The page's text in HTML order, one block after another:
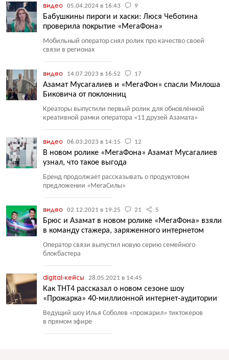
видео 05.04.2024 в 16:43 9
Бабушкины пироги и хаски: Люся Чеботина
проверила покрытие «МегаФона»
Мобильный оператор снял ролик про качество своей
связи в регионах
видео 14.07.2023 в 16:52 17
Азамат Мусагалиев и «МегаФон» спасли Милоша
Биковича от поклонниц
Креаторы выпустили первый ролик для обновлённой
креативной рамки оператора «11 друзей Азамата»
видео 06.03.2023 в 14:15 12
В новом ролике «МегаФона» Азамат Мусагалиев
узнал, что такое выгода
Бренд продолжает рассказывать о продуктовом
предложении «МегаСилы»
видео 02.12.2021 в 19:25 21 5
Брюс и Азамат в новом ролике «МегаФона» взяли
в команду стажера, заряженного интернетом
Оператор связи выпустил новую серию семейного
блокбастера
digital-кейсы 28.05.2021 в 14:45
Как ТНТ4 рассказал о новом сезоне шоу
«Прожарка» 40-миллионной интернет-аудитории
Ведущий шоу Илья Соболев «прожарил» тиктокеров
в прямом эфире